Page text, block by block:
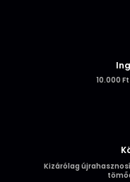
10.000
Kizárólag